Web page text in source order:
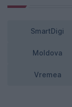
SmartDigi
Moldova
Vremea